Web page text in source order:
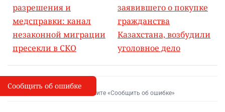
разрешения и
медсправки: канал
незаконной миграции
пресекли в СКО
заявившего о покупке
гражданства
Казахстана, возбудили
уголовное дело
I
Сообщить об опечатке
Выделите фрагмент и нажмите «Сообщить об ошибке»
Сообщить об ошибке